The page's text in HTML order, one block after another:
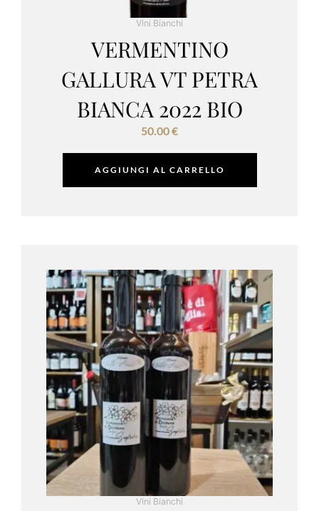
Vini Bianchi
VERMENTINO
GALLURA VT PETRA
BIANCA 2022 BIO
50.00€
AGGIUNGI AL CARRELLO
Vini Bianchi